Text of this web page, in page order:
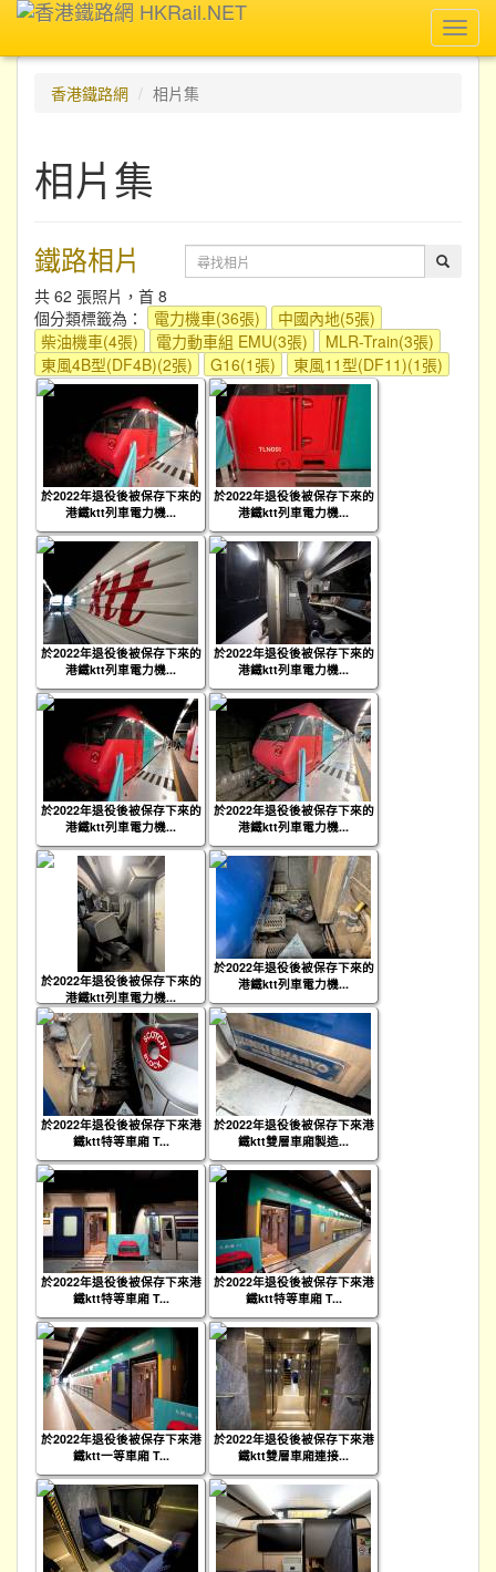
香港鐵路網
相片集
相片集
鐵路相片
共 62 張照片，首 8
個分類標籤為：
電力機車(36張)
中國內地(5張)
柴油機車(4張)
電力動車組 EMU(3張)
MLR-Train(3張)
東風4B型(DF4B)(2張)
G16(1張) 東風11型(DF11)(1張)
於2022年退役後被保存下來的
港鐵ktt列車電力機...
於2022年退役後被保存下來的
港鐵ktt列車電力機...
於2022年退役後被保存下來的
港鐵ktt列車電力機...
於2022年退役後被保存下來的
港鐵ktt列車電力機...
於2022年退役後被保存下來的
港鐵ktt列車電力機...
於2022年退役後被保存下來的
港鐵ktt列車電力機...
於2022年退役後被保存下來的
港鐵ktt列車電力機...
於2022年退役後被保存下來的
港鐵ktt列車電力機...
於2022年退役後被保存下來港
鐵ktt特等車廂 T...
於2022年退役後被保存下來港
鐵ktt雙層車廂製造...
於2022年退役後被保存下來港
鐵ktt特等車廂 T...
於2022年退役後被保存下來港
鐵ktt特等車廂 T...
於2022年退役後被保存下來港
鐵ktt一等車廂 T...
於2022年退役後被保存下來港
鐵ktt雙層車廂連接...